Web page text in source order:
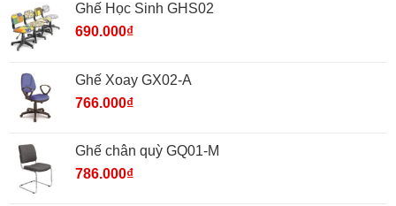
Ghế Học Sinh GHS02
690.000₫
Ghế Xoay GX02-A
766.000₫
Ghế chân quỳ GQ01-M
786.000₫